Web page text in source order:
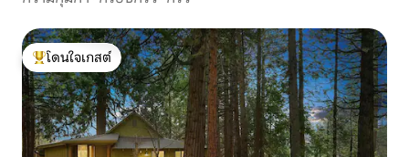
โดนใจเกสต์ที่สุด
โดนใจเกสต์